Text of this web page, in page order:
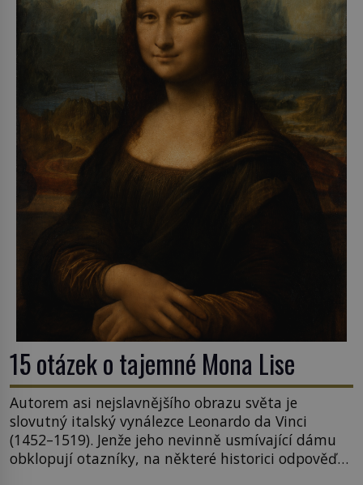
15 otázek o tajemné Mona Lise
Autorem asi nejslavnějšího obrazu světa je
slovutný italský vynálezce Leonardo da Vinci
(1452–1519). Jenže jeho nevinně usmívající dámu
obklopují otazníky, na některé historici odpověď